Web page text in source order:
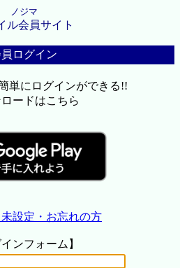
ノジマ
ル会員サイト
ログイン
単にログインができる!!
ードはこちら
設定・お忘れの方
インフォーム】